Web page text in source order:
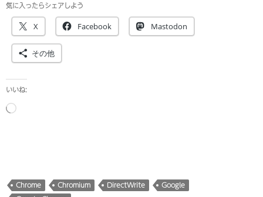
気に入ったらシェアしよう
X Facebook Mastodon
その他
いいね:
読
Chrome Chromium DirectWrite
Google